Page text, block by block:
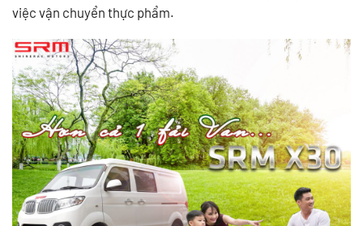
việc vận chuyển thực phẩm.